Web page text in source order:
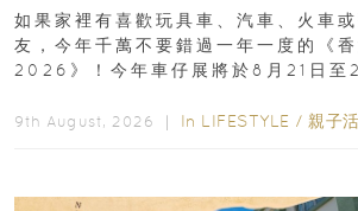
8月灣仔登場 車迷家庭必去！
如果家裡有喜歡玩具車、汽車、火車
友，今年千萬不要錯過一年一度的《
2026》！今年車仔展將於8月21日至
9th August, 2026 ｜ In LIFESTYLE / 親子